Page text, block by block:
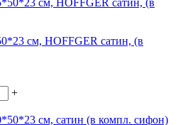
см, HOFFGER сатин, (в
+